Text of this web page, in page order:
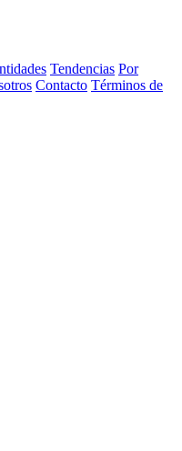
Tendencias Por
Contacto Términos de